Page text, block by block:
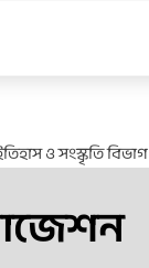
ও সংস্কৃতি বিভাগ